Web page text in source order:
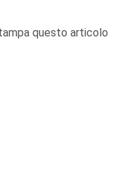
questo articolo